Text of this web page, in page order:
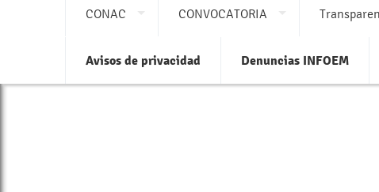
CONAC CONVOCATORIA
Avisos de privacidad Denuncias INFOEM